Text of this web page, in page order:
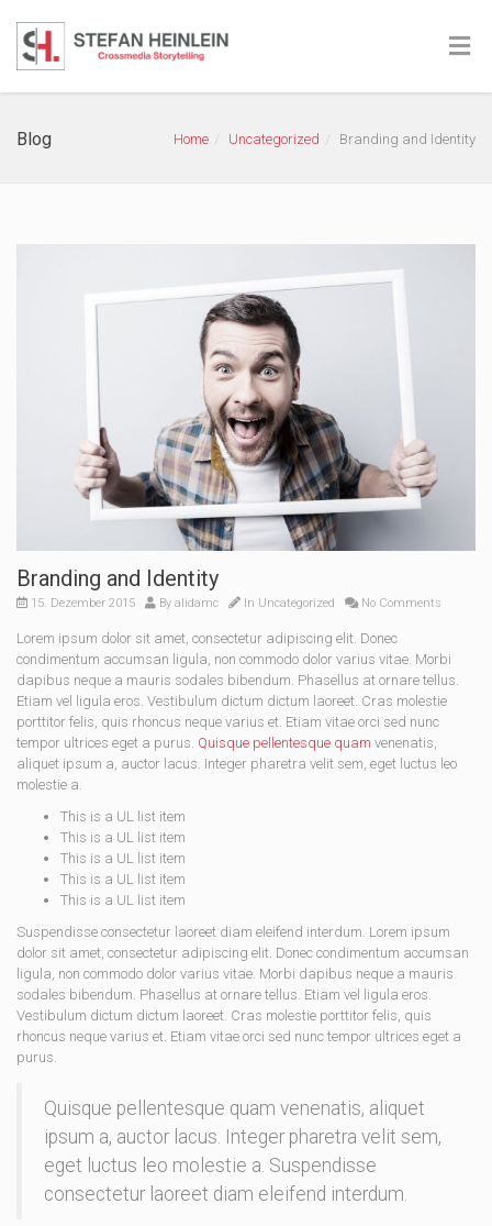
Blog Home Uncategorized Branding and Identity
Branding and Identity
15. Dezember 2015 By alidamc In Uncategorized No Comments
Lorem ipsum dolor sit amet, consectetur adipiscing elit. Donec
condimentum accumsan ligula, non commodo dolor varius vitae. Morbi
dapibus neque a mauris sodales bibendum. Phasellus at ornare tellus.
Etiam vel ligula eros. Vestibulum dictum dictum laoreet. Cras molestie
porttitor felis, quis rhoncus neque varius et. Etiam vitae orci sed nunc
tempor ultrices eget a purus. Quisque pellentesque quam venenatis,
aliquet ipsum a, auctor lacus. Integer pharetra velit sem, eget luctus leo
molestie a.
This is a UL list item
This is a UL list item
This is a UL list item
This is a UL list item
This is a UL list item
Suspendisse consectetur laoreet diam eleifend interdum. Lorem ipsum
dolor sit amet, consectetur adipiscing elit. Donec condimentum accumsan
ligula, non commodo dolor varius vitae. Morbi dapibus neque a mauris
sodales bibendum. Phasellus at ornare tellus. Etiam vel ligula eros.
Vestibulum dictum dictum laoreet. Cras molestie porttitor felis, quis
rhoncus neque varius et. Etiam vitae orci sed nunc tempor ultrices eget a
purus.
Quisque pellentesque quam venenatis, aliquet
ipsum a, auctor lacus. Integer pharetra velit sem,
eget luctus leo molestie a. Suspendisse
consectetur laoreet diam eleifend interdum.